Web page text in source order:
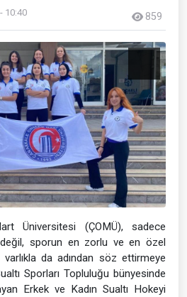
10:40 859
Üniversitesi (ÇOMÜ), sadece
değil, sporun en zorlu ve en özel
da adından söz ettirmeye
Sporları Topluluğu bünyesinde
Erkek ve Kadın Sualtı Hokeyi